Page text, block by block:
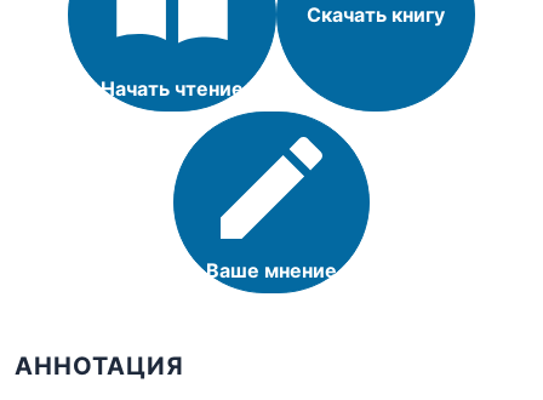
Начать чтение
Скачать книгу
Ваше мнение
АННОТАЦИЯ